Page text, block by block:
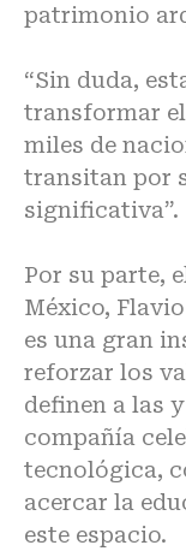
patrimonio
“Sin duda,
transformar
miles de
transitan por
significativa”.
Por su parte,
México,
es una gran
reforzar los
definen a las
compañía
tecnológica,
acercar la
este espacio.